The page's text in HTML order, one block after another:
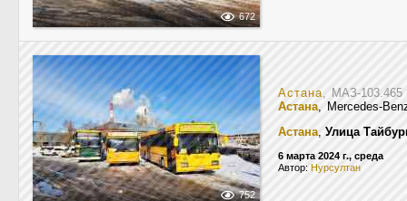
672
752
Астана, МАЗ-103.465
Астана, Mercedes-
Астана, Улица
6 марта 2024 г., среда
Автор: Нурсултан